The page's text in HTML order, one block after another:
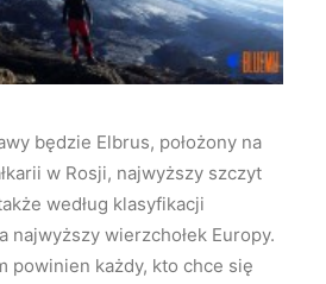
będzie Elbrus, położony na
w Rosji, najwyższy szczyt
według klasyfikacji
najwyższy wierzchołek Europy.
powinien każdy, kto chce się